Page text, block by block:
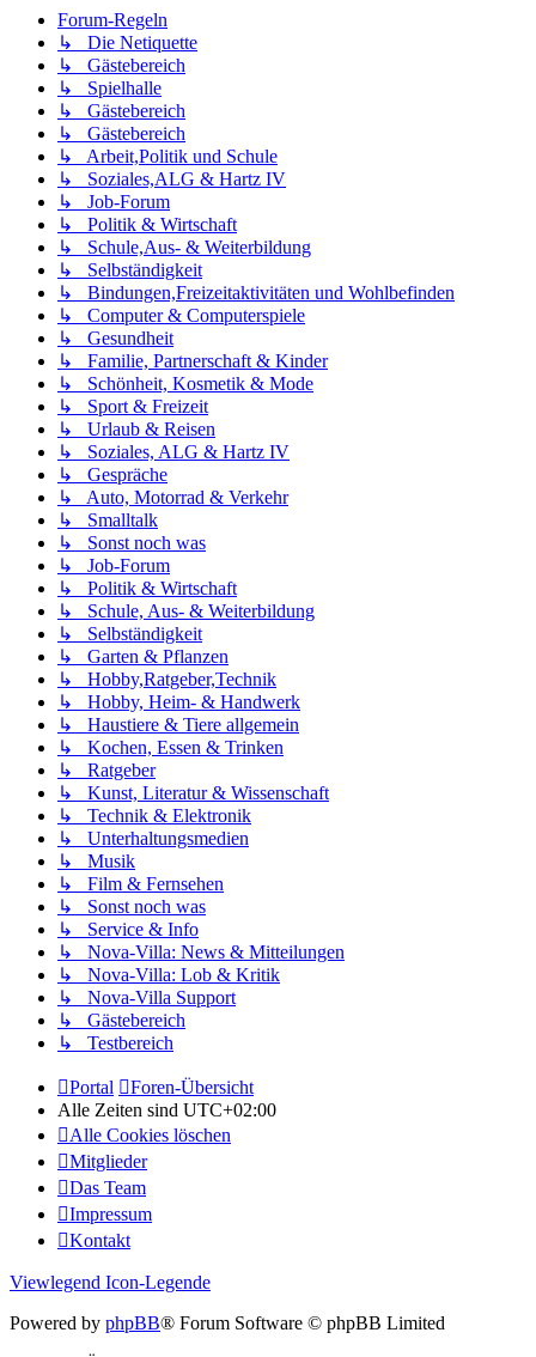
Forum-Regeln
↳ Die Netiquette
↳ Gästebereich
↳ Spielhalle
↳ Gästebereich
↳ Gästebereich
↳ Arbeit,Politik und Schule
↳ Soziales,ALG & Hartz IV
↳ Job-Forum
↳ Politik & Wirtschaft
↳ Schule,Aus- & Weiterbildung
↳ Selbständigkeit
↳ Bindungen,Freizeitaktivitäten und Wohlbefinden
↳ Computer & Computerspiele
↳ Gesundheit
↳ Familie, Partnerschaft & Kinder
↳ Schönheit, Kosmetik & Mode
↳ Sport & Freizeit
↳ Urlaub & Reisen
↳ Soziales, ALG & Hartz IV
↳ Gespräche
↳ Auto, Motorrad & Verkehr
↳ Smalltalk
↳ Sonst noch was
↳ Job-Forum
↳ Politik & Wirtschaft
↳ Schule, Aus- & Weiterbildung
↳ Selbständigkeit
↳ Garten & Pflanzen
↳ Hobby,Ratgeber,Technik
↳ Hobby, Heim- & Handwerk
↳ Haustiere & Tiere allgemein
↳ Kochen, Essen & Trinken
↳ Ratgeber
↳ Kunst, Literatur & Wissenschaft
↳ Technik & Elektronik
↳ Unterhaltungsmedien
↳ Musik
↳ Film & Fernsehen
↳ Sonst noch was
↳ Service & Info
↳ Nova-Villa: News & Mitteilungen
↳ Nova-Villa: Lob & Kritik
↳ Nova-Villa Support
↳ Gästebereich
↳ Testbereich
Portal
Foren-Übersicht
Alle Zeiten sind UTC+02:00
Alle Cookies löschen
Mitglieder
Das Team
Impressum
Kontakt
Viewlegend Icon-Legende
Powered by phpBB® Forum Software © phpBB Limited